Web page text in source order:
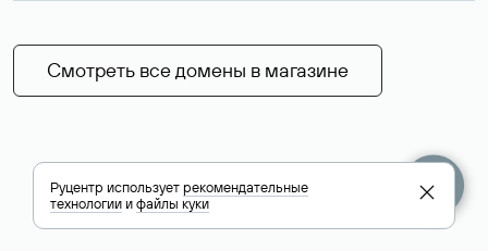
Смотреть все домены в магазине
Руцентр используетрекомендательные
технологииифайлы куки